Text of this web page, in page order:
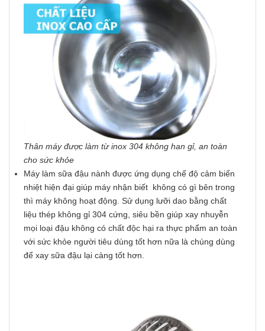
Thân máy được làm từ inox 304 không han gỉ, an toàn
cho sức khỏe
Máy làm sữa đậu nành được ứng dụng chế độ cảm biến
nhiệt hiện đại giúp máy nhận biết không có gì bên trong
thì máy không hoạt động. Sử dụng lưỡi dao bằng chất
liệu thép không gỉ 304 cứng, siêu bền giúp xay nhuyễn
mọi loại đậu không có chất độc hại ra thực phẩm an toàn
với sức khỏe người tiêu dùng tốt hơn nữa là chúng dùng
để xay sữa đậu lại càng tốt hơn.